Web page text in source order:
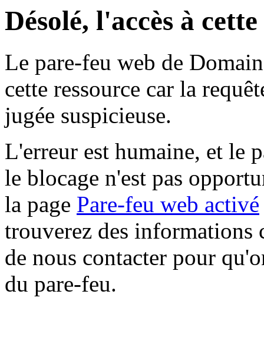
Désolé, l'accès à
Le pare-feu web de
cette ressource car la
jugée suspicieuse.
L'erreur est humaine, et le
le blocage n'est pas
la page Pare-feu web activé
trouverez des informations
de nous contacter pour
du pare-feu.